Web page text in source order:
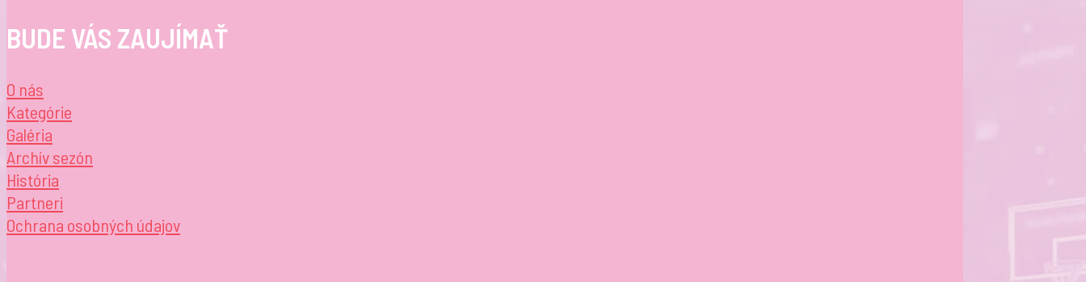
BUDE VÁS ZAUJÍMAŤ
O nás
Kategórie
Galéria
Archív sezón
História
Partneri
Ochrana osobných údajov